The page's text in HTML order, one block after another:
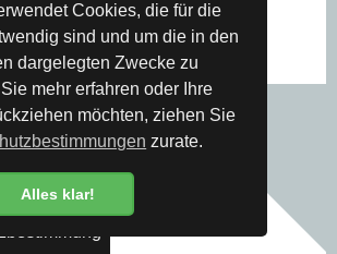
Cookies, die für die
sind und um die in den
dargelegten Zwecke zu
mehr erfahren oder Ihre
möchten, ziehen Sie
zurate.
Alles klar!
Marie Leopard